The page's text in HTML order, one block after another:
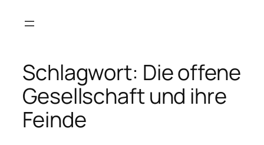
Inhalt
Schlagwort: Die offene
Gesellschaft und ihre
Feinde